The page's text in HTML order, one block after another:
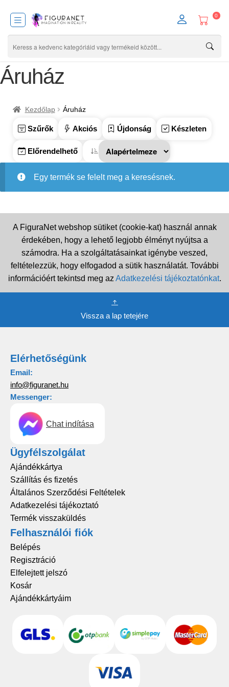
0
Áruház
Kezdőlap Áruház
Szűrők Akciós Újdonság Készleten
Előrendelhető
Egy termék se felelt meg a keresésnek.
A FiguraNet webshop sütiket (cookie-kat) használ annak
érdekében, hogy a lehető legjobb élményt nyújtsa a
számodra. Ha a szolgáltatásainkat igénybe veszed,
feltételezzük, hogy elfogadod a sütik használatát. További
információért tekintsd meg az Adatkezelési tájékoztatónkat.
Vissza a lap tetejére
Elérhetőségünk
Email:
info@figuranet.hu
Messenger:
Chat indítása
Ügyfélszolgálat
Ajándékkártya
Szállítás és fizetés
Általános Szerződési Feltételek
Adatkezelési tájékoztató
Termék visszaküldés
Felhasználói fiók
Belépés
Regisztráció
Elfelejtett jelszó
Kosár
Ajándékkártyáim